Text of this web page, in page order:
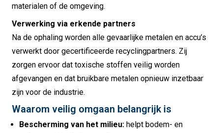
materialen of de omgeving.
Verwerking via erkende partners
Na de ophaling worden alle gevaarlijke metalen en accu’s
verwerkt door gecertificeerde recyclingpartners. Zij
zorgen ervoor dat toxische stoffen veilig worden
afgevangen en dat bruikbare metalen opnieuw inzetbaar
zijn voor de industrie.
Waarom veilig omgaan belangrijk is
Bescherming van het milieu: helpt bodem- en